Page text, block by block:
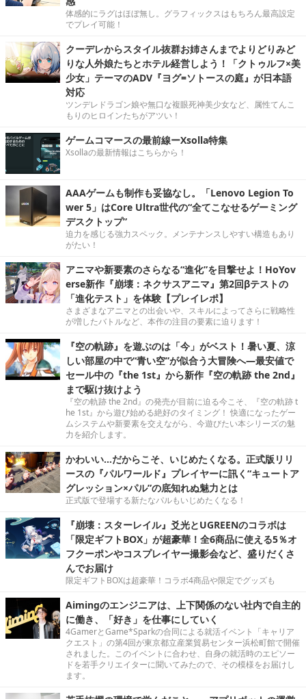
体感的にラグはほぼ無し。グラフィックスはもちろん最高設定
でプレイ可能！
クーデレからスタイル抜群お姉さんまでよりどりみど
りな人外娘たちとホテル経営しよう！「クトゥルフ×美
少女」テーマのADV『ヨグ=ソトースの庭』が日本語
対応
ツンデレドラゴン娘や無口な複眼死神美少女など、属性てんこ
もりのヒロインたちがアツい！
ゲームコマースの最前線ーXsolla特集
Xsollaの最新情報はこちらから！
AAAゲームも制作も妥協なし。「Lenovo Legion To
wer 5」はCore Ultra世代の“全てこなせるゲーミング
デスクトップ”
迫力を感じる強力スペック。メンテナンスしやすい構造もあり
がたい！
アニマや新要素のさらなる“進化”を目撃せよ！HoYov
erse新作『崩壊：ネクサスアニマ』第2回βテストの
「進化テスト」を体験【プレイレポ】
さまざまなアニマとの出会いや、スキルによってさらに戦略性
が増したバトルなど、本作の注目の要素に迫ります！
『空の軌跡』を遊ぶのは「今」がベスト！暑い夏、涼
しい部屋の中で“青い空”が似合う大冒険へ―最安値で
セール中の『the 1st』から新作『空の軌跡 the 2nd』
まで駆け抜けよう
『空の軌跡 the 2nd』の発売が目前に迫る今こそ、『空の軌跡 t
he 1st』から遊び始める絶好のタイミング！ 快適になったゲー
ムシステムや新要素を交えながら、今遊びたい本シリーズの魅
力を紹介します。
かわいい…だからこそ、いじめたくなる。正式版リリ
ースの『パルワールド』プレイヤーに訊く“キュートア
グレッション×パル”の底知れぬ魅力とは
正式版で登場する新たなパルもいじめたくなる！
『崩壊：スターレイル』爻光とUGREENのコラボは
「限定ギフトBOX」が超豪華！全6商品に使える5％オ
フクーポンやコスプレイヤー撮影会など、盛りだくさ
んでお届け
限定ギフトBOXは超豪華！コラボ4商品や限定でグッズも
Aimingのエンジニアは、上下関係のない社内で自主的
に働き、「好き」を仕事にしていく
4GamerとGame*Sparkの合同による就活イベント「キャリア
クエスト」の第4回が東京都立産業貿易センター浜松町館で開催
されました。このイベントに合わせ、自身の就活時のエピソー
ドを若手クリエイターに聞いてみたので、その模様をお届けし
ます。